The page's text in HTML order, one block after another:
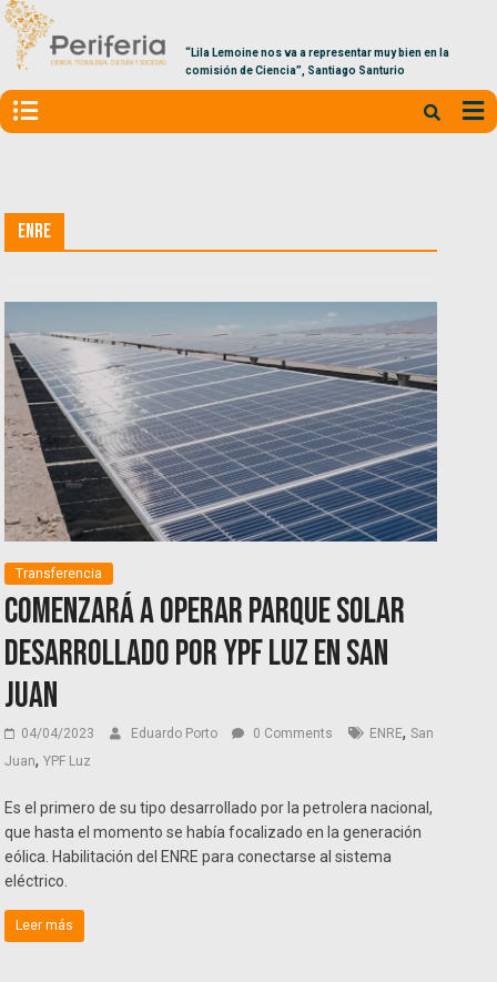
“Lila Lemoine nos va a representar muy bien en la
comisión de Ciencia”, Santiago Santurio
ENRE
Transferencia
Comenzará a operar parque solar
desarrollado por YPF Luz en San
Juan
04/04/2023 Eduardo Porto 0 Comments ENRE,San
Juan,YPF Luz
Es el primero de su tipo desarrollado por la petrolera nacional,
que hasta el momento se había focalizado en la generación
eólica. Habilitación del ENRE para conectarse al sistema
eléctrico.
Leer más